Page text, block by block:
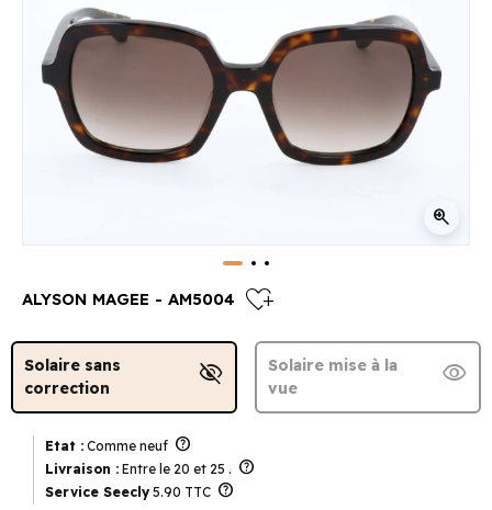
zoom_in
ALYSON MAGEE - AM5004 heart_plus
Solaire sans
correction
visibility_off
Solaire mise à la
vue
visibility
Etat : Comme neuf help
Livraison : Entre le 20 et 25 . help
Service Seecly 5.90 TTC help